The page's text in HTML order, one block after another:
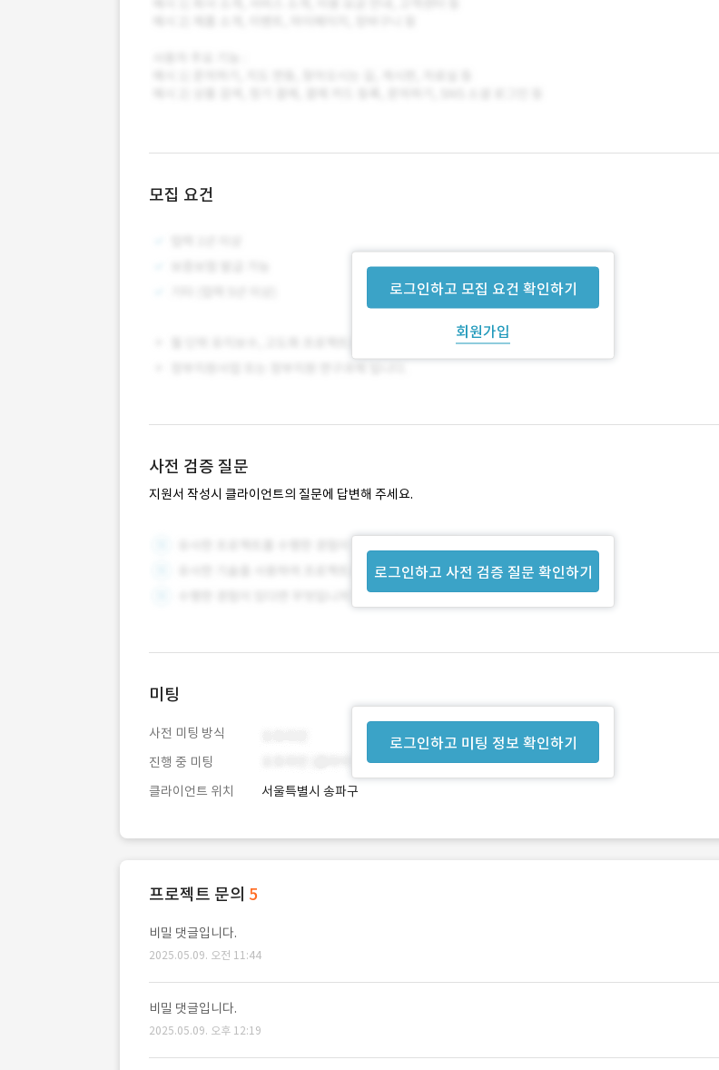
모집 요건
로그인하고 모집 요건 확인하기
회원가입
사전 검증 질문
지원서 작성시 클라이언트의 질문에 답변해 주세요.
로그인하고 사전 검증 질문 확인하기
로그인하고 미팅 정보 확인하기
미팅
사전 미팅 방식
진행 중 미팅
클라이언트 위치
서울특별시 송파구
프로젝트 문의 5
비밀 댓글입니다.
2025.05.09. 오전 11:44
비밀 댓글입니다.
2025.05.09. 오후 12:19